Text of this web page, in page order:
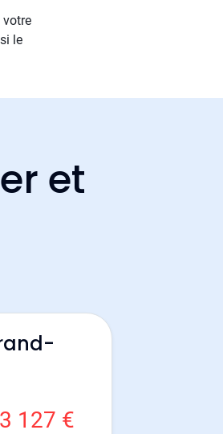
votre
le
et
3 127 €